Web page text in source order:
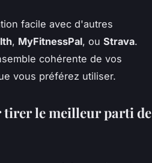
facile avec d'autres
, MyFitnessPal, ou Strava.
cohérente de vos
vous préférez utiliser.
tirer le meilleur parti de